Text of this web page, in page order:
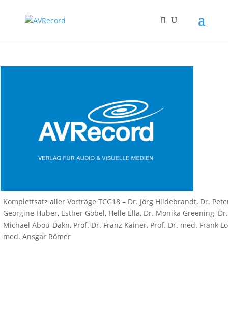
Komplettsatz aller Vorträge TCG18 – Dr. Jörg Hildebrandt, Dr.
Georgine Huber, Esther Göbel, Helle Ella, Dr. Monika Greening,
Michael Abou-Dakn, Prof. Dr. Franz Kainer, Prof. Dr. med. Frank
med. Ansgar Römer